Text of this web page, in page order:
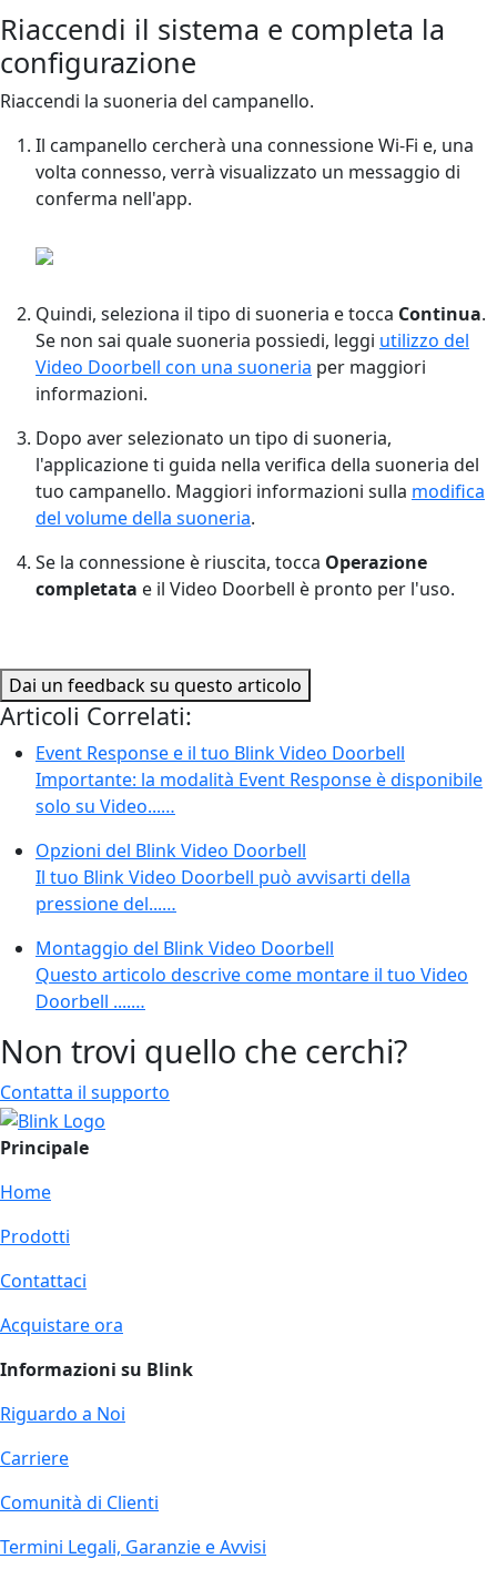
Riaccendi il sistema e completa la
configurazione
Riaccendi la suoneria del campanello.
Il campanello cercherà una connessione Wi-Fi e, una
volta connesso, verrà visualizzato un messaggio di
conferma nell'app.
Quindi, seleziona il tipo di suoneria e tocca Continua.
Se non sai quale suoneria possiedi, leggi utilizzo del
Video Doorbell con una suoneria per maggiori
informazioni.
Dopo aver selezionato un tipo di suoneria,
l'applicazione ti guida nella verifica della suoneria del
tuo campanello. Maggiori informazioni sulla modifica
del volume della suoneria.
Se la connessione è riuscita, tocca Operazione
completata e il Video Doorbell è pronto per l'uso.
Dai un feedback su questo articolo
Articoli Correlati:
Event Response e il tuo Blink Video Doorbell
Importante: la modalità Event Response è disponibile
solo su Video...…
Opzioni del Blink Video Doorbell
Il tuo Blink Video Doorbell può avvisarti della
pressione del...…
Montaggio del Blink Video Doorbell
Questo articolo descrive come montare il tuo Video
Doorbell ....…
Non trovi quello che cerchi?
Contatta il supporto
Principale
Home
Prodotti
Contattaci
Acquistare ora
Informazioni su Blink
Riguardo a Noi
Carriere
Comunità di Clienti
Termini Legali, Garanzie e Avvisi